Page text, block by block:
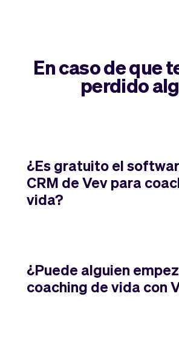
En caso de que
perdido
¿Es gratuito el
CRM de Vev para
vida?
¿Puede alguien
coaching de vida con